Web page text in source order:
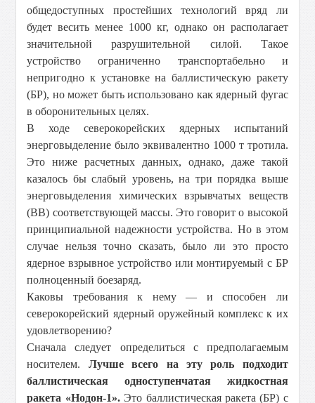
общедоступных простейших технологий вряд ли
будет весить менее 1000 кг, однако он располагает
значительной разрушительной силой. Такое
устройство ограниченно транспортабельно и
непригодно к установке на баллистическую ракету
(БР), но может быть использовано как ядерный фугас
в оборонительных целях.
В ходе северокорейских ядерных испытаний
энерговыделение было эквивалентно 1000 т тротила.
Это ниже расчетных данных, однако, даже такой
казалось бы слабый уровень, на три порядка выше
энерговыделения химических взрывчатых веществ
(ВВ) соответствующей массы. Это говорит о высокой
принципиальной надежности устройства. Но в этом
случае нельзя точно сказать, было ли это просто
ядерное взрывное устройство или монтируемый с БР
полноценный боезаряд.
Каковы требования к нему — и способен ли
северокорейский ядерный оружейный комплекс к их
удовлетворению?
Сначала следует определиться с предполагаемым
носителем. Лучше всего на эту роль подходит
баллистическая одноступенчатая жидкостная
ракета «Нодон-1».Это баллистическая ракета (БР) с